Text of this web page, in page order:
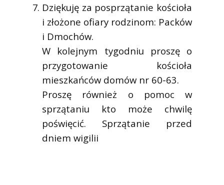
Dziękuję za posprzątanie kościoła
i złożone ofiary rodzinom: Packów
i Dmochów.
W kolejnym tygodniu proszę o
przygotowanie kościoła
mieszkańców domów nr 60-63.
Proszę również o pomoc w
sprzątaniu kto może chwilę
poświęcić. Sprzątanie przed
dniem wigilii